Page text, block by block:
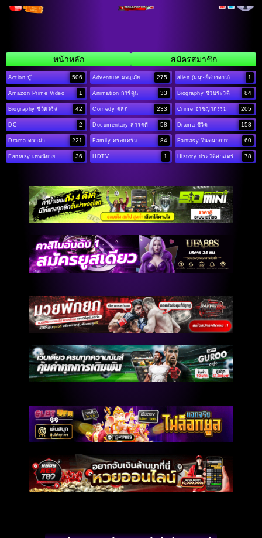
หน้าหลัก สมัครสมาชิก
Action บู๊ 506 Adventure ผจญภัย 275 alien (มนุษย์ต่างดาว) 1
Amazon Prime Video 1 Animation การ์ตูน 33 Biography ชีวประวัติ 84
Biography ชีวิตจริง 42 Comedy ตลก 233 Crime อาชญากรรม 205
DC 2 Documentary สารคดี 58 Drama ชีวิต 158
Drama ดราม่า 221 Family ครอบครัว 84 Fantasy จินตนาการ 60
Fantasy เทพนิยาย 36 HDTV 1 History ประวัติศาสตร์ 78